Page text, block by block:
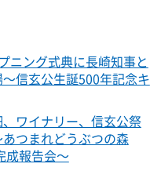
ニング式典に長崎知事と
信玄公生誕500年記念キ
ワイナリー、信玄公祭
つまれどうぶつの森
成報告会～